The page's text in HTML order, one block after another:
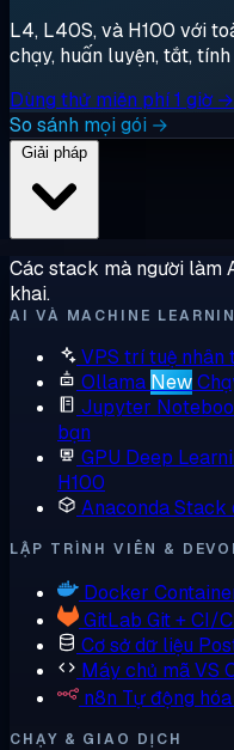
L4, L40S, và H100 với
chạy, huấn luyện, tắt,
Dùng thử miễn phí 1 giờ →
So sánh mọi gói →
Các stack mà người làm
khai.
AI VÀ MACHINE
VPS trí tuệ nhân
Ollama New
Jupyter
bạn
GPU Deep
H100
AnacondaStack
LẬP TRÌNH VIÊN &
Docker
GitLab Git + CI/
Cơ sở dữ liệu
Máy chủ mãVS
n8n Tự động
CHẠY & GIAO DỊCH